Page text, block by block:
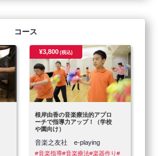
コース
¥3,800 (税込)
根岸由香の音楽療法的アプロ
ーチで指導力アップ！（学校
や園向け）
音楽之友社 e-playing
#音楽指導#音楽療法#楽器作り#